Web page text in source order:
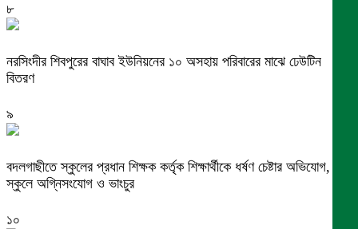
৮
নরসিংদীর শিবপুরের বাঘাব ইউনিয়নের ১০ অসহায় পরিবারের মাঝে ঢেউটিন
বিতরণ
৯
বদলগাছীতে স্কুলের প্রধান শিক্ষক কর্তৃক শিক্ষার্থীকে ধর্ষণ চেষ্টার অভিযোগ,
স্কুলে অগ্নিসংযোগ ও ভাংচুর
১০